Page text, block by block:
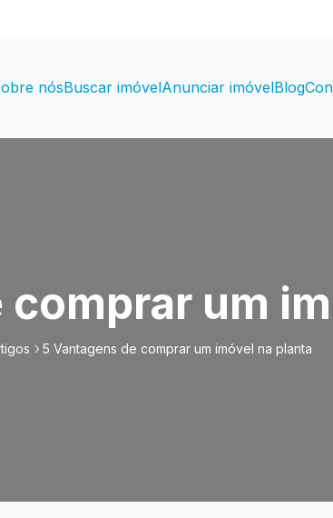
nósBuscar imóvelAnunciar imóvelBlog
um
5 Vantagens de comprar um imóvel na planta